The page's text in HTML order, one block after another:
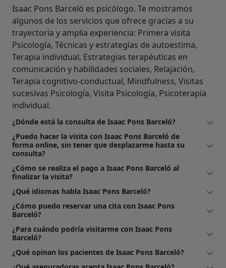
Isaac Pons Barceló es psicólogo. Te mostramos
algunos de los servicios que ofrece gracias a su
trayectoria y amplia experiencia: Primera visita
Psicología, Técnicas y estrategias de autoestima,
Terapia individual, Estrategias terapéuticas en
comunicación y habilidades sociales, Relajación,
Terapia cognitivo-conductual, Mindfulness, Visitas
sucesivas Psicología, Visita Psicología, Psicoterapia
individual.
¿Dónde está la consulta de Isaac Pons Barceló?
¿Puedo hacer la visita con Isaac Pons Barceló de
forma online, sin tener que desplazarme hasta su
consulta?
¿Cómo se realiza el pago a Isaac Pons Barceló al
finalizar la visita?
¿Qué idiomas habla Isaac Pons Barceló?
¿Cómo puedo reservar una cita con Isaac Pons
Barceló?
¿Para cuándo podría visitarme con Isaac Pons
Barceló?
¿Qué opinan los pacientes de Isaac Pons Barceló?